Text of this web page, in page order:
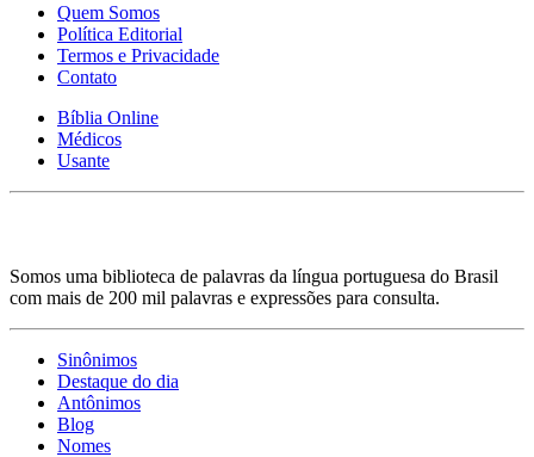
Quem Somos
Política Editorial
Termos e Privacidade
Contato
Bíblia Online
Médicos
Usante
Somos uma biblioteca de palavras da língua portuguesa do Brasil
com mais de 200 mil palavras e expressões para consulta.
Sinônimos
Destaque do dia
Antônimos
Blog
Nomes